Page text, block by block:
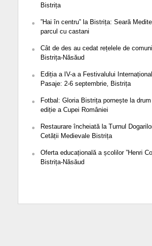
Bistrița
”Hai în centru” la Bistrița: Seară
parcul cu castani
Cât de des au cedat rețelele de
Bistrița-Năsăud
Ediția a IV-a a Festivalului
Pasaje: 2-6 septembrie, Bistrița
Fotbal: Gloria Bistrița pornește la
ediție a Cupei României
Restaurare încheiată la Turnul
Cetății Medievale Bistrița
Oferta educațională a școlilor ”Henri
Bistrița-Năsăud